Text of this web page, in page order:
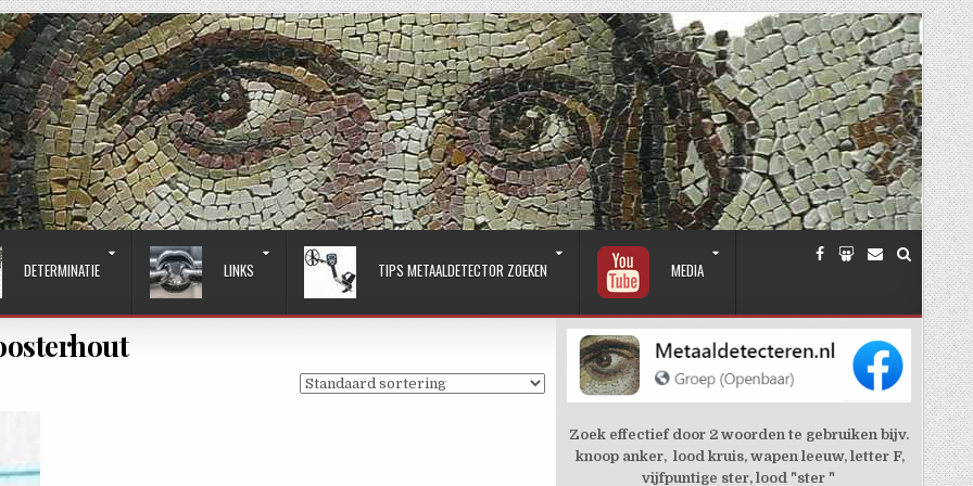
DETERMINATIE LINKS TIPS METAALDETECTOR ZOEKEN MEDIA
Zoek effectief door 2 woorden te gebruiken bijv.
knoop anker, lood kruis, wapen leeuw, letter F,
vijfpuntige ster, lood "ster "